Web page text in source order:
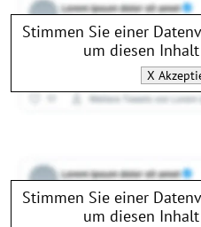
Stimmen Sie einer
um diesen
X
Stimmen Sie einer
um diesen